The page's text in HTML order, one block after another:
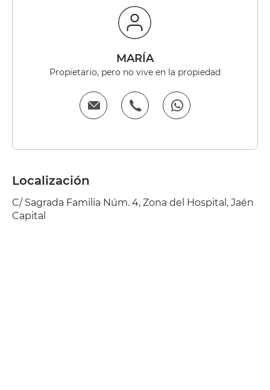
MARÍA
Propietario, pero no vive en la propiedad
Localización
C/ Sagrada Familia Núm. 4, Zona del Hospital, Jaén
Capital